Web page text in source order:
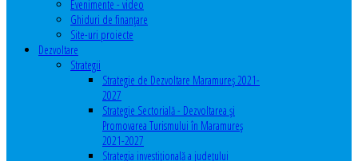
Evenimente - video
Ghiduri de finanţare
Site-uri proiecte
Dezvoltare
Strategii
Strategie de Dezvoltare Maramureș 2021-
2027
Strategie Sectorială - Dezvoltarea și
Promovarea Turismului în Maramureș
2021-2027
Strategia investiţională a județului